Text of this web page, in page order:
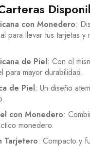
con Monedero:
para llevar tus tarjetas y
de Piel: Con el
para mayor durabilidad.
de Piel: Un diseño
con Monedero:
monedero.
Tarjetero: Compacto y